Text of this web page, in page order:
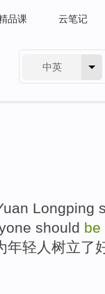
品课 云笔记
中英
Longping
should be
年轻人树立了